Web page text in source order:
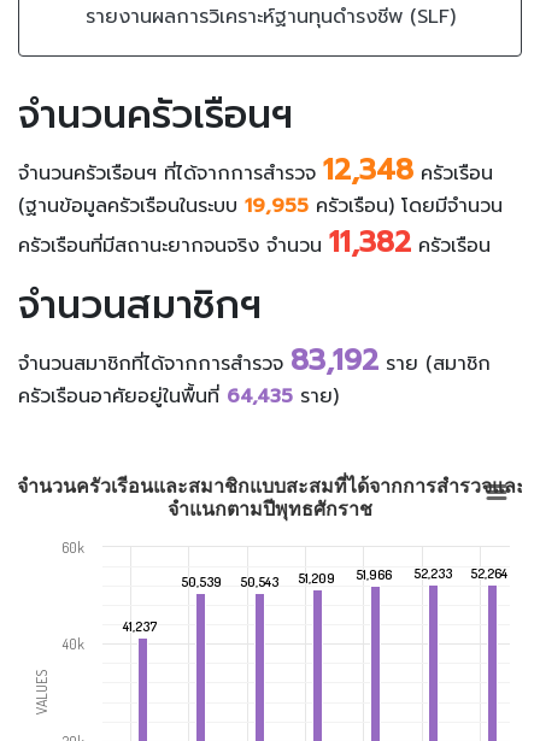
รายงานผลการวิเคราะห์ฐานทุนดำรงชีพ (SLF)
จำนวนครัวเรือนฯ
จำนวนครัวเรือนฯ ที่ได้จากการสำรวจ 12,348 ครัวเรือน
(ฐานข้อมูลครัวเรือนในระบบ 19,955 ครัวเรือน) โดยมีจำนวน
ครัวเรือนที่มีสถานะยากจนจริง จำนวน 11,382 ครัวเรือน
จำนวนสมาชิกฯ
จำนวนสมาชิกที่ได้จากการสำรวจ 83,192 ราย (สมาชิก
ครัวเรือนอาศัยอยู่ในพื้นที่ 64,435 ราย)
VALUES
จำนวนครัวเรีอนและสมาชิกแบบสะสมที่ได้จากการสำรวจและ
จำแนกตามปีพุทธศักราช
41,237
41,237
50,539
50,539 50,543
50,543 51,209
51,209 51,966
51,966 52,233
52,233 52,264
52,264
40k
60k